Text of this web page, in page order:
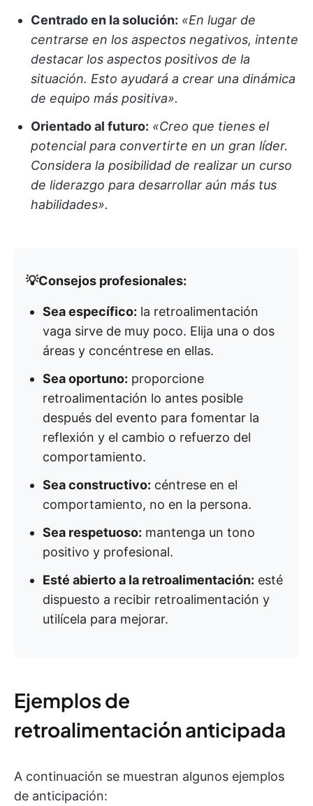
Centrado en la solución: «En lugar de
centrarse en los aspectos negativos, intente
destacar los aspectos positivos de la
situación. Esto ayudará a crear una dinámica
de equipo más positiva».
Orientado al futuro: «Creo que tienes el
potencial para convertirte en un gran líder.
Considera la posibilidad de realizar un curso
de liderazgo para desarrollar aún más tus
habilidades».
💡Consejos profesionales:
Sea específico: la retroalimentación
vaga sirve de muy poco. Elija una o dos
áreas y concéntrese en ellas.
Sea oportuno: proporcione
retroalimentación lo antes posible
después del evento para fomentar la
reflexión y el cambio o refuerzo del
comportamiento.
Sea constructivo: céntrese en el
comportamiento, no en la persona.
Sea respetuoso: mantenga un tono
positivo y profesional.
Esté abierto a la retroalimentación: esté
dispuesto a recibir retroalimentación y
utilícela para mejorar.
Ejemplos de
retroalimentación anticipada
A continuación se muestran algunos ejemplos
de anticipación: